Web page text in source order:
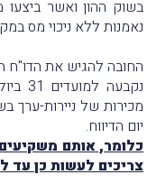
בשוק ההון ואשר ביצעו
נאמנות ללא ניכוי מס
החובה להגיש את
מכירות של ניירות-
יום הדיווח.
כלומר, אותם
צריכים לעשות כן עד